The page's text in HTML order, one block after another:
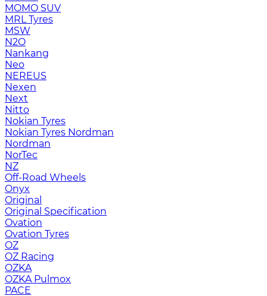
MOMO SUV
MRL Tyres
MSW
N2O
Nankang
Neo
NEREUS
Nexen
Next
Nitto
Nokian Tyres
Nokian Tyres Nordman
Nordman
NorTec
NZ
Off-Road Wheels
Onyx
Original
Original Specification
Ovation
Ovation Tyres
OZ
OZ Racing
OZKA
OZKA Pulmox
PACE